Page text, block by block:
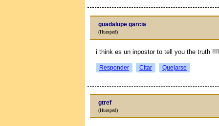
guadalupe garcia
(Huesped)
i think es un inpostor to tell you the truth
Responder Citar Quejarse
gtref
(Huesped)